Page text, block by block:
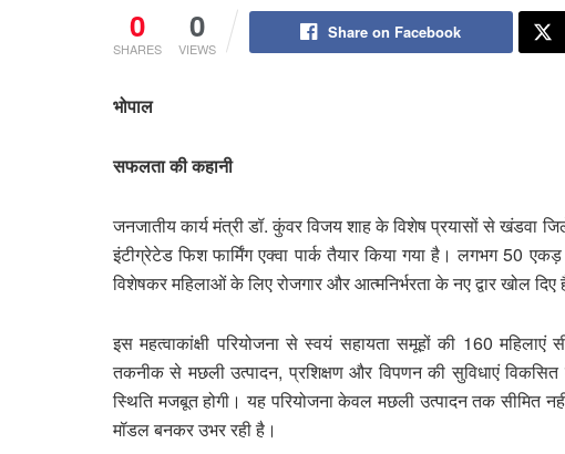
0
SHARES
0
VIEWS
Share on Facebook
भोपाल
सफलता की कहानी
जनजातीय कार्य मंत्री डॉ. कुंवर विजय शाह के विशेष प्रयासों से खंडवा
इंटीग्रेटेड फिश फार्मिंग एक्वा पार्क तैयार किया गया है। लगभग 50
विशेषकर महिलाओं के लिए रोजगार और आत्मनिर्भरता के नए द्वार खोल दिए
इस महत्वाकांक्षी परियोजना से स्वयं सहायता समूहों की 160
तकनीक से मछली उत्पादन, प्रशिक्षण और विपणन की सुविधाएं
स्थिति मजबूत होगी। यह परियोजना केवल मछली उत्पादन तक सीमित
मॉडल बनकर उभर रही है।